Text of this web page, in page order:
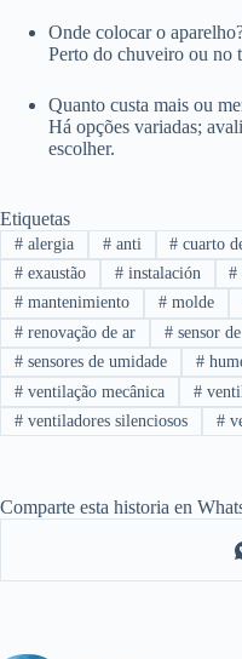
Onde colocar o
Perto do chuveiro ou no
Quanto custa mais ou
Há opções variadas;
escolher.
Etiquetas
#alergia #anti # cuarto
#exaustão #instalación #
#mantenimiento #molde
#renovação de ar #sensor
#sensores de umidade #
#ventilação mecânica #
#ventiladores silenciosos #
Comparte esta historia en